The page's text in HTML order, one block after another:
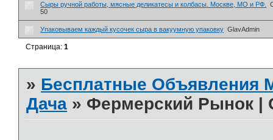
Сыры ручной работы, мясные деликатесы и колбасы. Москве, МО и РФ.
50
Упаковываем каждый кусочек сыра в вакуумную упаковку GlavAdmin
Страница:1
» Бесплатные
Дача » Фермерский Рынок |